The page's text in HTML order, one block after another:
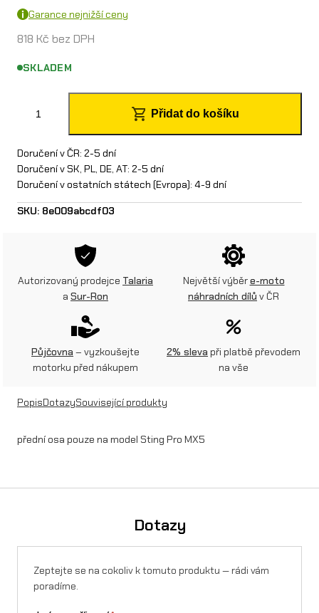
Garance nejnižší ceny
818 Kč bez DPH
SKLADEM
e
d
n
i
g
Přidat do košíku
Doručení v ČR: 2-5 dní
Doručení v SK, PL, DE, AT: 2-5 dní
Doručení v ostatních státech (Evropa): 4-9 dní
SKU: 8e009abcdf03
Autorizovaný prodejce Talaria
a Sur-Ron
Největší výběre-moto
náhradních dílů v ČR
Půjčovna – vyzkoušejte
motorku před nákupem
2% sleva při platbě převodem
na vše
PopisDotazySouvisející produkty
přední osa pouze na model Sting Pro MX5
Dotazy
Zeptejte se na cokoliv k tomuto produktu — rádi vám
poradíme.